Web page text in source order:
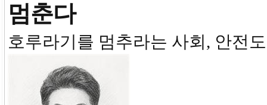
멈춘다
호루라기를 멈추라는 사회, 안전